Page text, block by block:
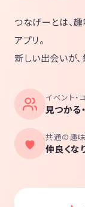
つなげーとは、
アプリ。
新しい出会いが、
イベント・
見つかる
共通の趣
仲良くな